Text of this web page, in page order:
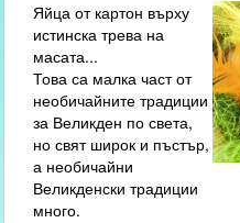
Яйца от картон върху
истинска трева на
масата...
Това са малка част от
необичайните традиции
за Великден по света,
но свят широк и пъстър,
а необичайни
Великденски традиции
много.